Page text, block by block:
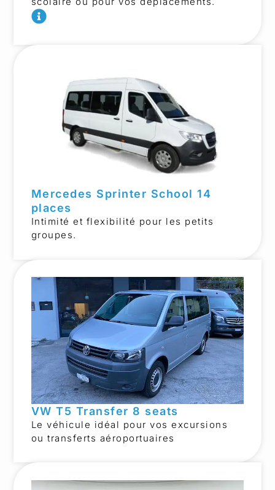
Mercedes Sprinter School 14
places
Intimité et flexibilité pour les petits
groupes.
VW T5 Transfer 8 seats
Le véhicule idéal pour vos excursions
ou transferts aéroportuaires